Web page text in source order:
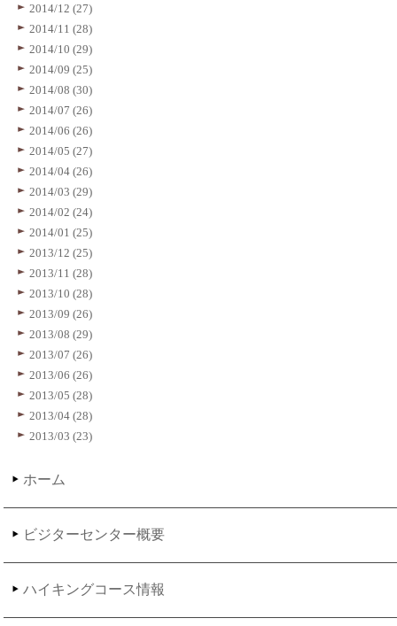
2014/12 (27)
2014/11 (28)
2014/10 (29)
2014/09 (25)
2014/08 (30)
2014/07 (26)
2014/06 (26)
2014/05 (27)
2014/04 (26)
2014/03 (29)
2014/02 (24)
2014/01 (25)
2013/12 (25)
2013/11 (28)
2013/10 (28)
2013/09 (26)
2013/08 (29)
2013/07 (26)
2013/06 (26)
2013/05 (28)
2013/04 (28)
2013/03 (23)
ホーム
ビジターセンター概要
ハイキングコース情報